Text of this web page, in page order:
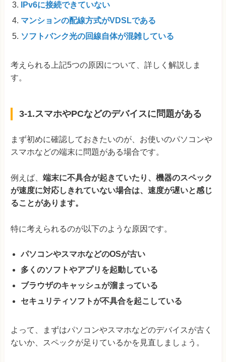
IPv6に接続できていない
マンションの配線方式がVDSLである
ソフトバンク光の回線自体が混雑している
考えられる上記5つの原因について、詳しく解説しま
す。
3-1.スマホやPCなどのデバイスに問題がある
まず初めに確認しておきたいのが、お使いのパソコンや
スマホなどの端末に問題がある場合です。
例えば、 端末に不具合が起きていたり、機器のスペック
が速度に対応しきれていない場合は、速度が遅いと感じ
ることがあります。
特に考えられるのが以下のような原因です。
パソコンやスマホなどのOSが古い
多くのソフトやアプリを起動している
ブラウザのキャッシュが溜まっている
セキュリティソフトが不具合を起こしている
よって、まずはパソコンやスマホなどのデバイスが古く
ないか、スペックが足りているかを見直しましょう。